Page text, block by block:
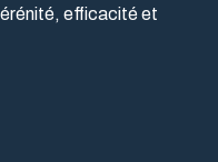
efficacité et